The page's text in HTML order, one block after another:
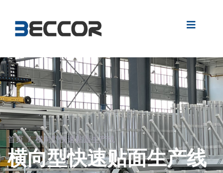
首页 / 横向型快速贴面生产线
横向型快速贴面生产线